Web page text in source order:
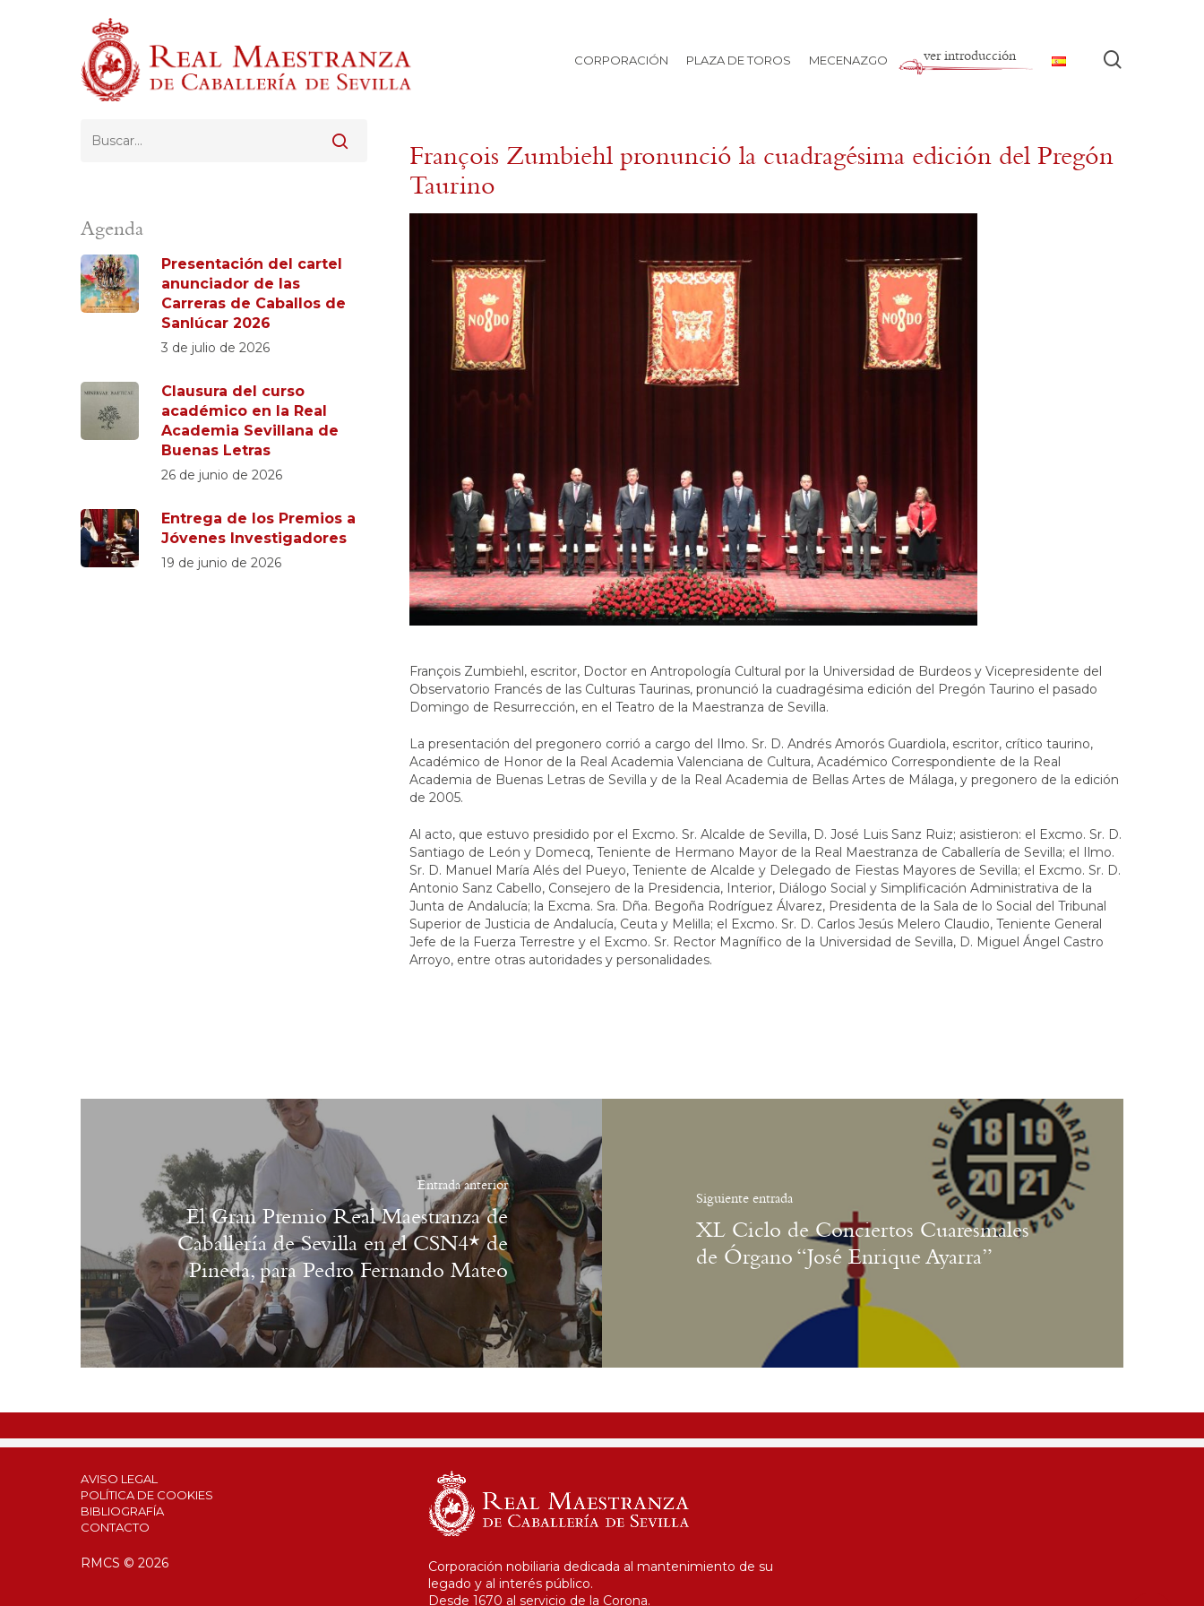
CORPORACIÓN PLAZA DE TOROS MECENAZGO ver introducción
François Zumbiehl pronunció la cuadragésima edición del Pregón
Taurino
François Zumbiehl, escritor, Doctor en Antropología Cultural por la Universidad de Burdeos y Vicepresidente del
Observatorio Francés de las Culturas Taurinas, pronunció la cuadragésima edición del Pregón Taurino el pasado
Domingo de Resurrección, en el Teatro de la Maestranza de Sevilla.
La presentación del pregonero corrió a cargo del Ilmo. Sr. D. Andrés Amorós Guardiola, escritor, crítico taurino,
Académico de Honor de la Real Academia Valenciana de Cultura, Académico Correspondiente de la Real
Academia de Buenas Letras de Sevilla y de la Real Academia de Bellas Artes de Málaga, y pregonero de la edición
de 2005.
Al acto, que estuvo presidido por el Excmo. Sr. Alcalde de Sevilla, D. José Luis Sanz Ruiz; asistieron: el Excmo. Sr. D.
Santiago de León y Domecq, Teniente de Hermano Mayor de la Real Maestranza de Caballería de Sevilla; el Ilmo.
Sr. D. Manuel María Alés del Pueyo, Teniente de Alcalde y Delegado de Fiestas Mayores de Sevilla; el Excmo. Sr. D.
Antonio Sanz Cabello, Consejero de la Presidencia, Interior, Diálogo Social y Simplificación Administrativa de la
Junta de Andalucía; la Excma. Sra. Dña. Begoña Rodríguez Álvarez, Presidenta de la Sala de lo Social del Tribunal
Superior de Justicia de Andalucía, Ceuta y Melilla; el Excmo. Sr. D. Carlos Jesús Melero Claudio, Teniente General
Jefe de la Fuerza Terrestre y el Excmo. Sr. Rector Magnífico de la Universidad de Sevilla, D. Miguel Ángel Castro
Arroyo, entre otras autoridades y personalidades.
Agenda
Presentación del cartel
anunciador de las
Carreras de Caballos de
Sanlúcar 2026
3 de julio de 2026
Clausura del curso
académico en la Real
Academia Sevillana de
Buenas Letras
26 de junio de 2026
Entrega de los Premios a
Jóvenes Investigadores
19 de junio de 2026
Entrada anterior
El Gran Premio Real Maestranza de
Caballería de Sevilla en el CSN4* de
Pineda, para Pedro Fernando Mateo
Siguiente entrada
XL Ciclo de Conciertos Cuaresmales
de Órgano “José Enrique Ayarra”
AVISO LEGAL
POLÍTICA DE COOKIES
BIBLIOGRAFÍA
CONTACTO
RMCS © 2026
Corporación nobiliaria dedicada al mantenimiento de su
legado y al interés público.
Desde 1670 al servicio de la Corona.